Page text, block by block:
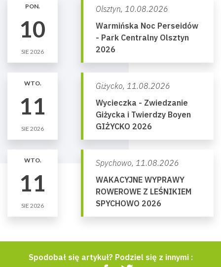
PON.
10
SIE 2026
Olsztyn, 10.08.2026
Warmińska Noc Perseidów
- Park Centralny Olsztyn
2026
WTO.
11
SIE 2026
Giżycko, 11.08.2026
Wycieczka - Zwiedzanie
Giżycka i Twierdzy Boyen
GIŻYCKO 2026
WTO.
11
SIE 2026
Spychowo, 11.08.2026
WAKACYJNE WYPRAWY
ROWEROWE Z LEŚNIKIEM
SPYCHOWO 2026
Spodobał się artykuł? Podziel się z innymi :